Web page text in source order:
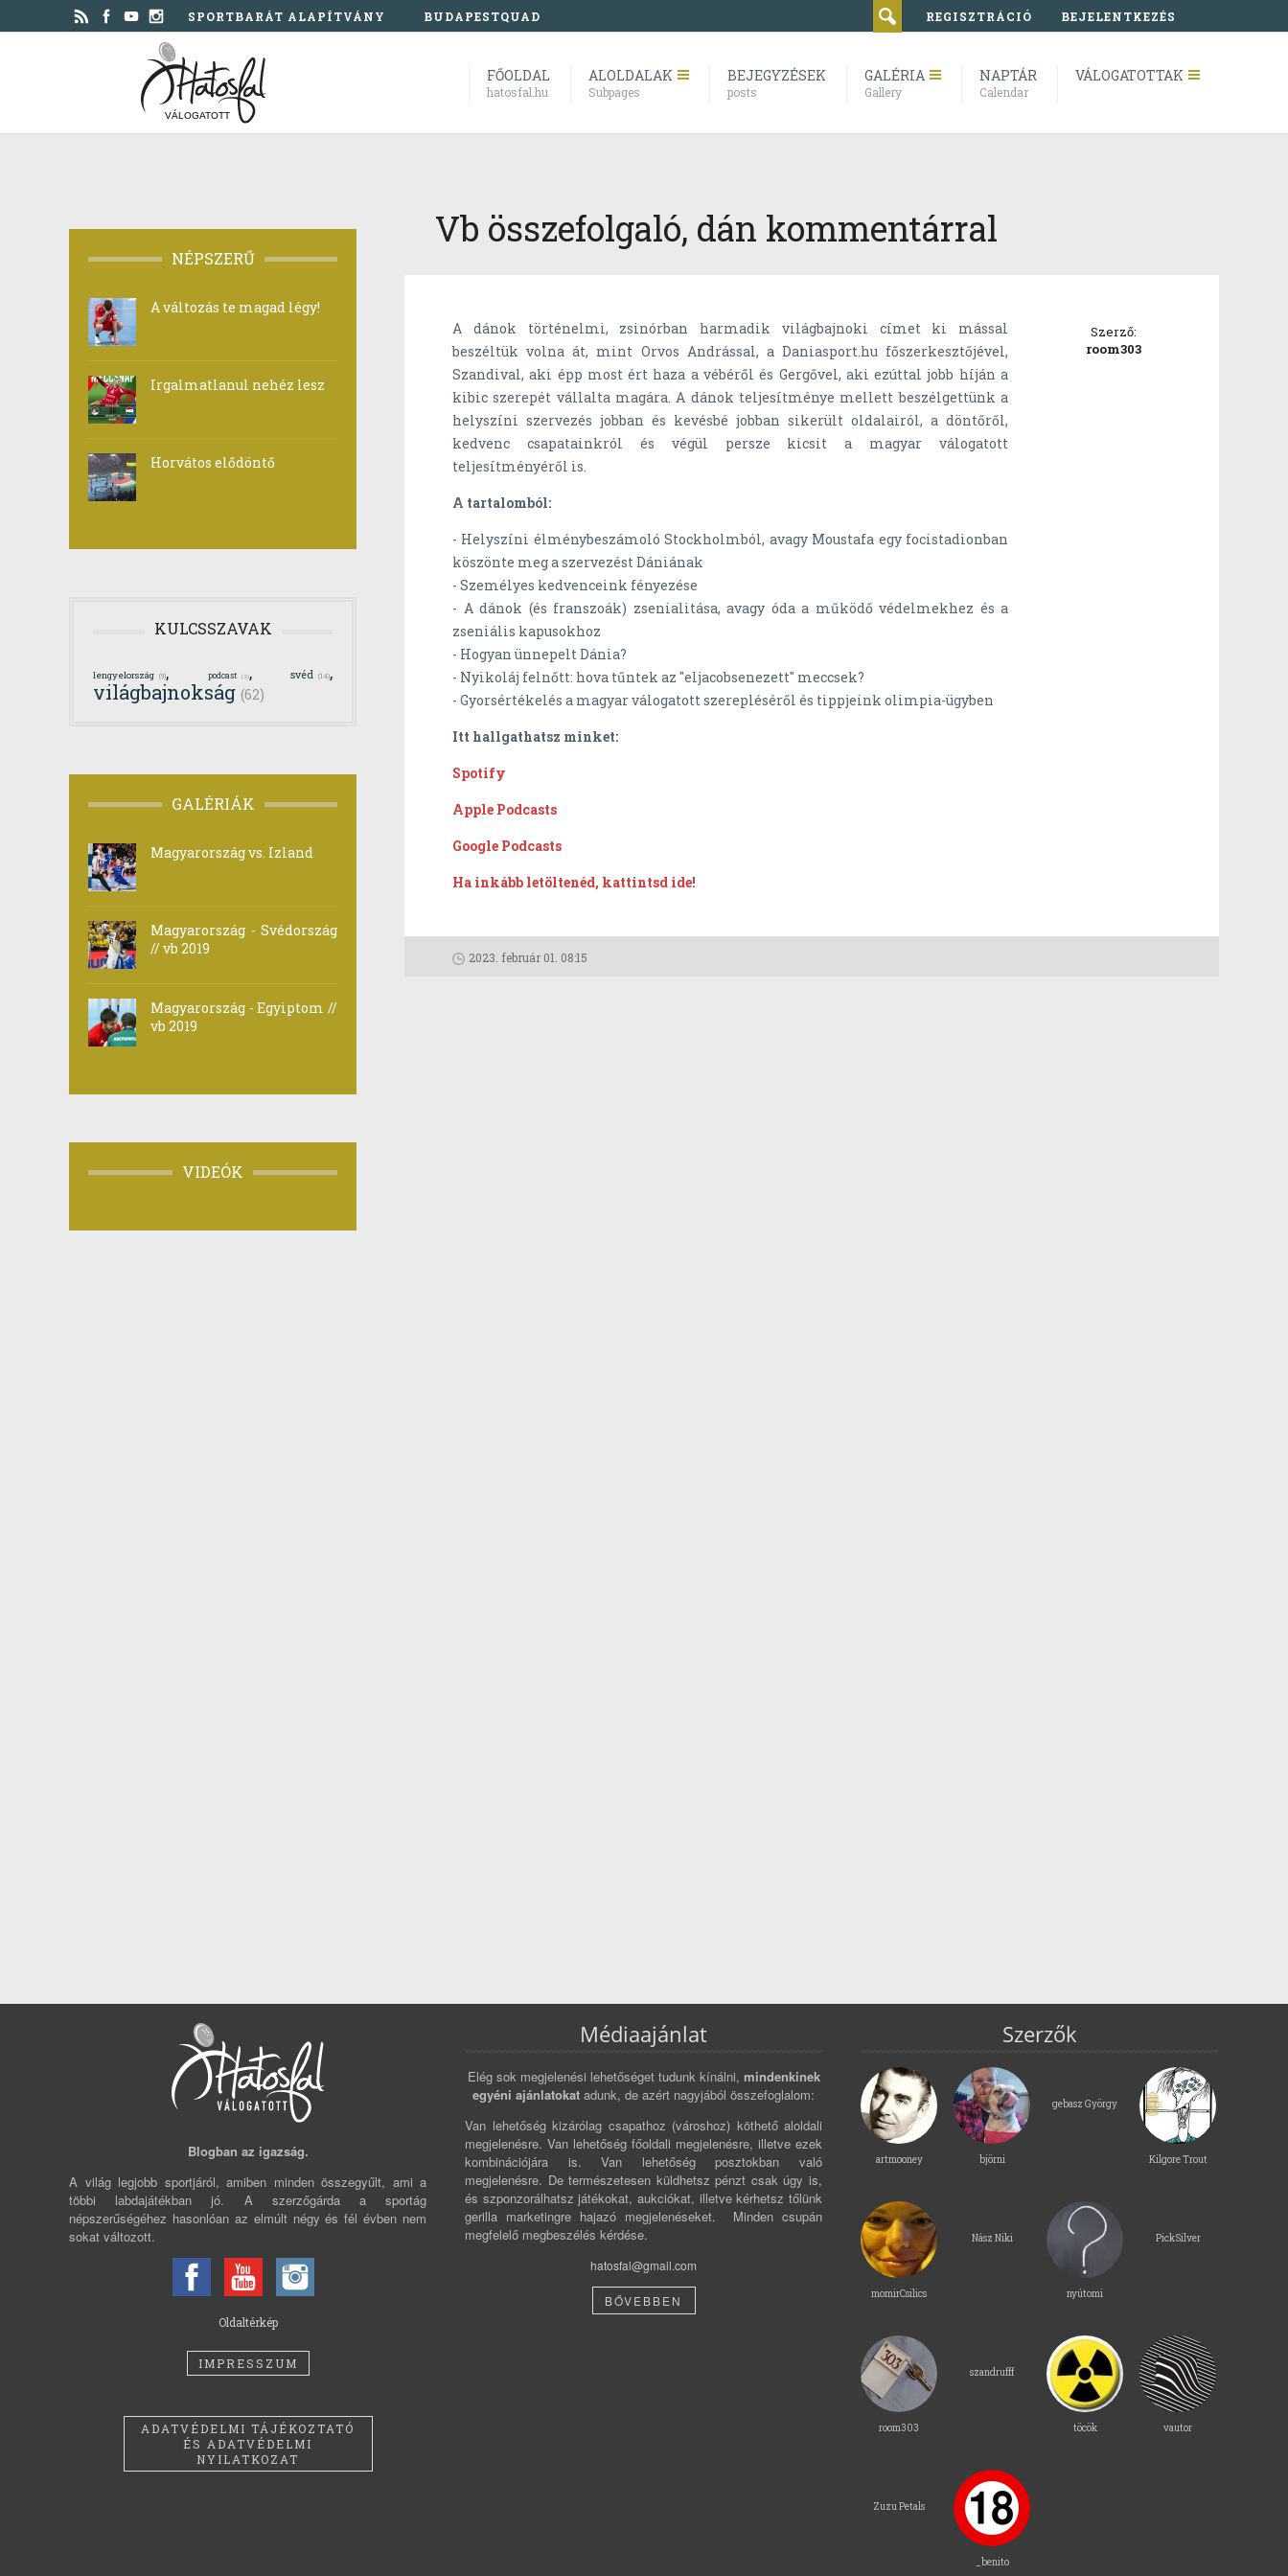
SPORTBARÁT ALAPÍTVÁNY BUDAPESTQUAD REGISZTRÁCIÓ BEJELENTKEZÉS
VÁLOGATOTT
FŐOLDAL
hatosfal.hu
ALOLDALAK
Subpages
BEJEGYZÉSEK
posts
GALÉRIA
Gallery
NAPTÁR
Calendar
VÁLOGATOTTAK
Vb összefolgaló, dán kommentárral
A dánok történelmi, zsinórban harmadik világbajnoki címet ki mással
beszéltük volna át, mint Orvos Andrással, a Daniasport.hu főszerkesztőjével,
Szandival, aki épp most ért haza a vébéről és Gergővel, aki ezúttal jobb híján a
kibic szerepét vállalta magára. A dánok teljesítménye mellett beszélgettünk a
helyszíni szervezés jobban és kevésbé jobban sikerült oldalairól, a döntőről,
kedvenc csapatainkról és végül persze kicsit a magyar válogatott
teljesítményéről is.
A tartalomból:
- Helyszíni élménybeszámoló Stockholmból, avagy Moustafa egy focistadionban
köszönte meg a szervezést Dániának
- Személyes kedvenceink fényezése
- A dánok (és franszoák) zsenialitása, avagy óda a működő védelmekhez és a
zseniális kapusokhoz
- Hogyan ünnepelt Dánia?
- Nyikoláj felnőtt: hova tűntek az "eljacobsenezett" meccsek?
- Gyorsértékelés a magyar válogatott szerepléséről és tippjeink olimpia-ügyben
Itt hallgathatsz minket:
Spotify
Apple Podcasts
Google Podcasts
Ha inkább letöltenéd, kattintsd ide!
Szerző:
room303
2023. február 01. 08:15
NÉPSZERŰ
A változás te magad légy!
Irgalmatlanul nehéz lesz
Horvátos elődöntő
KULCSSZAVAK
lengyelország (9), podcast (2), svéd (14),
világbajnokság (62)
GALÉRIÁK
Magyarország vs. Izland
Magyarország - Svédország
// vb 2019
Magyarország - Egyiptom //
vb 2019
VIDEÓK
Blogban az igazság.
A világ legjobb sportjáról, amiben minden összegyűlt, ami a
többi labdajátékban jó. A szerzőgárda a sportág
népszerűségéhez hasonlóan az elmúlt négy és fél évben nem
sokat változott.
Oldaltérkép
IMPRESSZUM
ADATVÉDELMI TÁJÉKOZTATÓ
ÉS ADATVÉDELMI
NYILATKOZAT
Médiaajánlat
Elég sok megjelenési lehetőséget tudunk kínálni, mindenkinek
egyéni ajánlatokat adunk, de azért nagyjából összefoglalom:
Van lehetőség kizárólag csapathoz (városhoz) köthető aloldali
megjelenésre. Van lehetőség főoldali megjelenésre, illetve ezek
kombinációjára is. Van lehetőség posztokban való
megjelenésre. De természetesen küldhetsz pénzt csak úgy is,
és szponzorálhatsz játékokat, aukciókat, illetve kérhetsz tőlünk
gerilla marketingre hajazó megjelenéseket. Minden csupán
megfelelő megbeszélés kérdése.
hatosfal@gmail.com
BŐVEBBEN
Szerzők
artmooney björni
gebasz György
Kilgore Trout
momirCsilics
Nász Niki
nyútomi
PickSilver
room303
szandrufff
töcök vautor
Zuzu Petals
_benito